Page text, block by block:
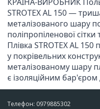
КРАЇНА-ВИРОБНИК
STROTEX AL 150 —
металізованого шару
поліпропіленової
Плівка STROTEX AL
у покрівельних
металізованому шару
є ізоляційним бар'єром
Телефон: 0979885302